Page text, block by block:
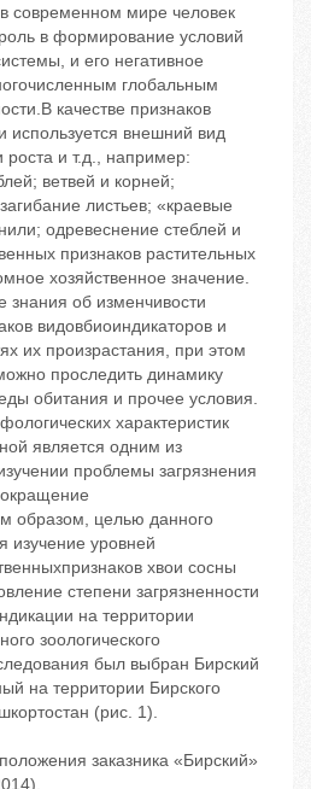
современном мире человек
в формирование условий
и его негативное
глобальным
качестве признаков
используется внешний вид
роста и т.д., например:
ветвей и корней;
листьев; «краевые
одревеснение стеблей и
признаков растительных
хозяйственное значение.
об изменчивости
видовбиоиндикаторов и
их произрастания, при этом
проследить динамику
обитания и прочее условия.
характеристик
является одним из
проблемы загрязнения
образом, целью данного
изучение уровней
хвои сосны
степени загрязненности
на территории
зоологического
был выбран Бирский
на территории Бирского
(рис. 1).
заказника «Бирский»